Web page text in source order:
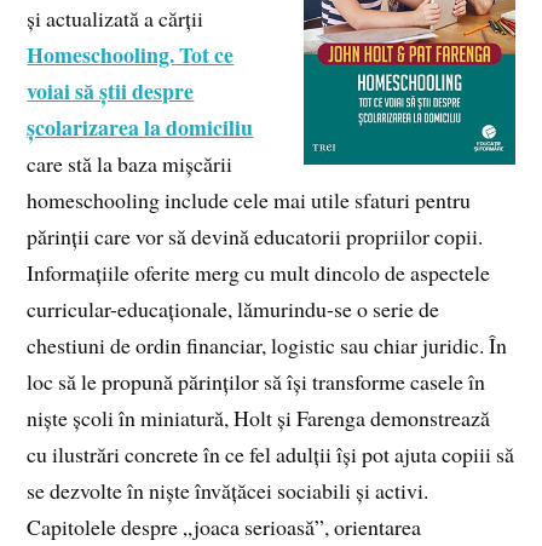
și actualizată a cărții
Homeschooling. Tot ce
voiai să știi despre
școlarizarea la domiciliu
care stă la baza mișcării
homeschooling include cele mai utile sfaturi pentru
părinții care vor să devină educatorii propriilor copii.
Informațiile oferite merg cu mult dincolo de aspectele
curricular-educaționale, lămurindu-se o serie de
chestiuni de ordin financiar, logistic sau chiar juridic. În
loc să le propună părinților să își transforme casele în
niște școli în miniatură, Holt și Farenga demonstrează
cu ilustrări concrete în ce fel adulții își pot ajuta copiii să
se dezvolte în niște învățăcei sociabili și activi.
Capitolele despre „joaca serioasă”, orientarea